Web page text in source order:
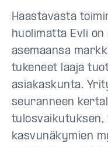
Haastavasta
huolimatta Evli
asemaansa
tukeneet laaja
asiakaskunta.
seuranneen
tulosvaikutuksen,
kasvunäkymien